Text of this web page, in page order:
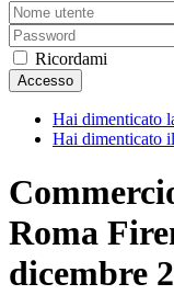
Ricordami
Accesso
Hai dimenticato
Hai dimenticato
Roma
dicembre